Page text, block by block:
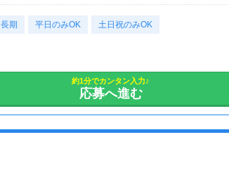
長期 平日のみOK 土日祝のみOK
約1分でカンタン入力♪
応募へ進む